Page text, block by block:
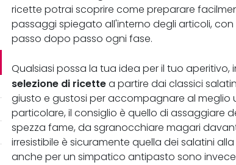
ricette potrai scoprire come preparare
passaggi spiegato all'interno degli articoli,
passo dopo passo ogni fase.
Qualsiasi possa la tua idea per il tuo
selezione di ricette a partire dai classici
giusto e gustosi per accompagnare al meglio
particolare, il consiglio è quello di assaggiare
spezza fame, da sgranocchiare magari
irresistibile è sicuramente quella dei salatini
anche per un simpatico antipasto sono